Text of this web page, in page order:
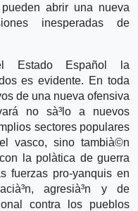
abrir una nueva
inesperadas de
Estado Español la
es evidente. En toda
de una nueva ofensiva
no sà³lo a nuevos
sectores populares
vasco, sino tambià©n
la polà­tica de guerra
fuerzas pro-yanquis en
agresià³n y de
contra los pueblos